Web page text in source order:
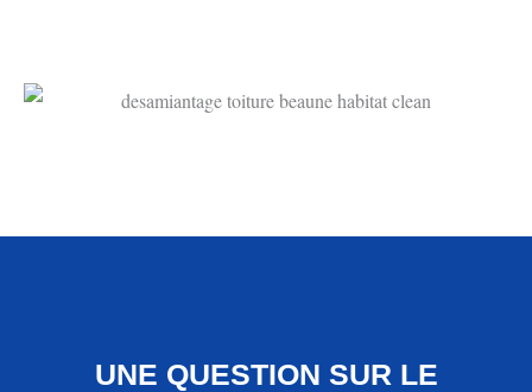
UNE QUESTION SUR LE